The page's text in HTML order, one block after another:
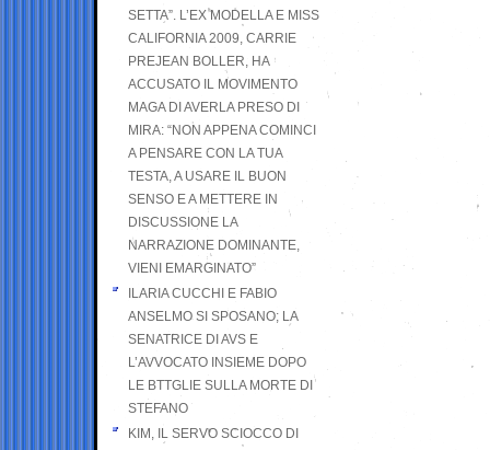
SETTA”. L’EX MODELLA E MISS
CALIFORNIA 2009, CARRIE
PREJEAN BOLLER, HA
ACCUSATO IL MOVIMENTO
MAGA DI AVERLA PRESO DI
MIRA: “NON APPENA COMINCI
A PENSARE CON LA TUA
TESTA, A USARE IL BUON
SENSO E A METTERE IN
DISCUSSIONE LA
NARRAZIONE DOMINANTE,
VIENI EMARGINATO”
ILARIA CUCCHI E FABIO
ANSELMO SI SPOSANO; LA
SENATRICE DI AVS E
L’AVVOCATO INSIEME DOPO
LE BTTGLIE SULLA MORTE DI
STEFANO
KIM, IL SERVO SCIOCCO DI